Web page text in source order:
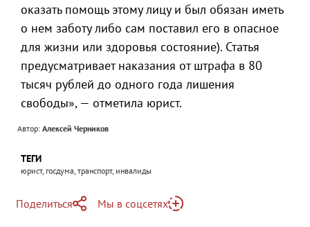
оказать помощь этому лицу и был обязан иметь
о нем заботу либо сам поставил его в опасное
для жизни или здоровья состояние). Статья
предусматривает наказания от штрафа в 80
тысяч рублей до одного года лишения
свободы», — отметила юрист.
Автор: Алексей Черников
ТЕГИ
юрист, госдума, транспорт, инвалиды
Поделиться
Мы в соцсетях